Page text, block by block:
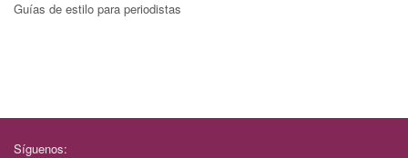
Guías de estilo para periodistas
Síguenos: